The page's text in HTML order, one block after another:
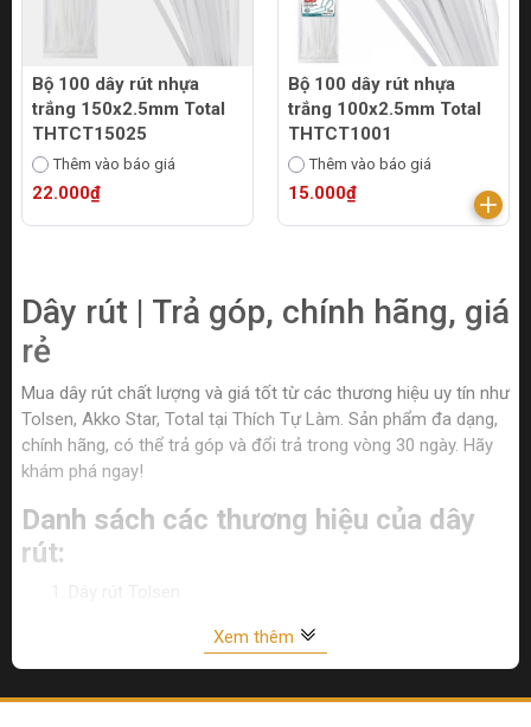
Bộ 100 dây rút nhựa
trắng 150x2.5mm Total
THTCT15025
Thêm vào báo giá
22.000₫
Bộ 100 dây rút nhựa
trắng 100x2.5mm Total
THTCT1001
Thêm vào báo giá
15.000₫
Dây rút | Trả góp, chính hãng, giá
rẻ
Mua dây rút chất lượng và giá tốt từ các thương hiệu uy tín như
Tolsen, Akko Star, Total tại Thích Tự Làm. Sản phẩm đa dạng,
chính hãng, có thể trả góp và đổi trả trong vòng 30 ngày. Hãy
khám phá ngay!
Danh sách các thương hiệu của dây
rút:
Xem thêm